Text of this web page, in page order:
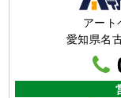
アー
愛知県名